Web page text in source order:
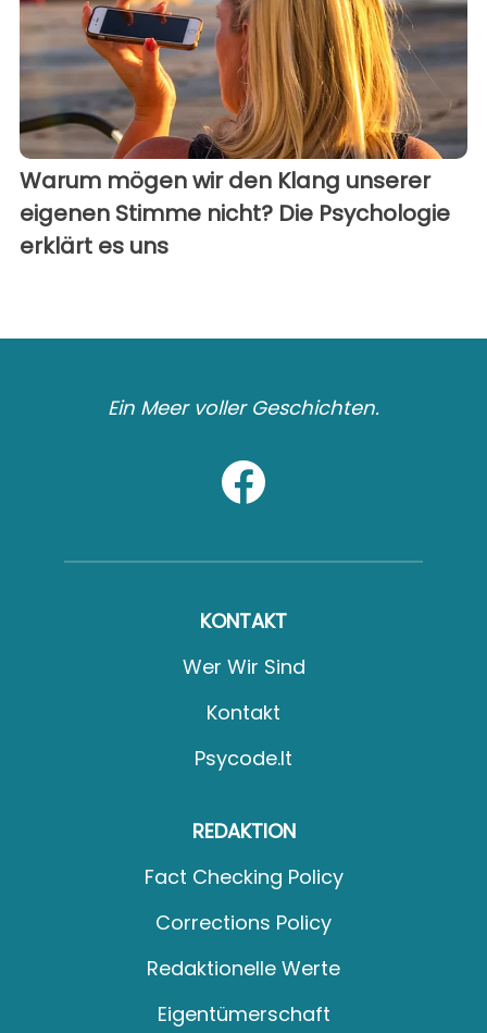
Warum mögen wir den Klang unserer
eigenen Stimme nicht? Die Psychologie
erklärt es uns
Ein Meer voller Geschichten.
KONTAKT
Wer Wir Sind
Kontakt
Psycode.it
REDAKTION
Fact Checking Policy
Corrections Policy
Redaktionelle Werte
Eigentümerschaft